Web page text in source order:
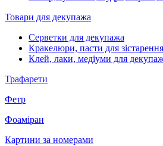
Товари для декупажа
Серветки для декупажа
Кракелюри, пасти для зістарення
Клей, лаки, медіуми для
Трафарети
Фетр
Фоаміран
Картини за номерами